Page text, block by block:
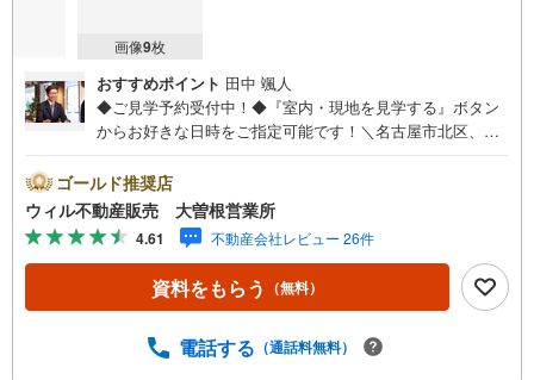
画像9枚
おすすめポイント 田中 颯人
◆ご見学予約受付中！◆『室内・現地を見学する』ボタン
からお好きな日時をご指定可能です！＼名古屋市北区、守
区、守山区の直接のご売却依頼を数多くいただいている不
動産仲介会社です。ネット上で分かる立地環境はもちろ
ん、過去にお任せいただいたお客様に現地の生の声をもと
に住戸環境を提案致します。＼平日のお住まい探しの方へ/
弊社では平日にご内覧・契約など平日にお住まい探しをさ
れるお客様にサービスをご用意しています。＼お仕事で忙
事前にご予約頂きましたら営業時間外でのご内覧もご対応
ゴールド推奨店
ウィル不動産販売 大曽根営業所
4.61 不動産会社レビュー 26件
資料をもらう （無料）
電話する （通話料無料）